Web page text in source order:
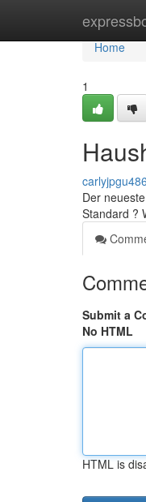
Home
Home
1
Der
Standard ?
Submit a
No HTML
HTML is